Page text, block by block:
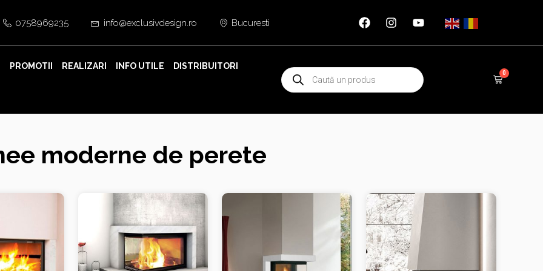
0758969235 info@exclusivdesign.ro Bucuresti
PROMOTII REALIZARI INFO UTILE DISTRIBUITORI
Products
search
0
Cart
moderne de perete